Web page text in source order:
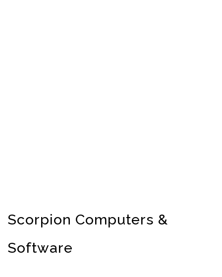
Scorpion Computers &
Software